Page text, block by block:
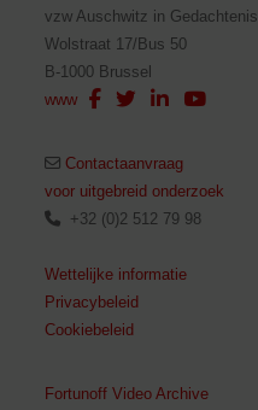
vzw Auschwitz in Gedachtenis
Wolstraat 17/Bus 50
B-1000 Brussel
www
Contactaanvraag
voor uitgebreid onderzoek
+32 (0)2 512 79 98
Wettelijke informatie
Privacybeleid
Cookiebeleid
Fortunoff Video Archive